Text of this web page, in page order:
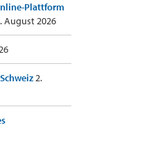
Plattform
August 2026
2.